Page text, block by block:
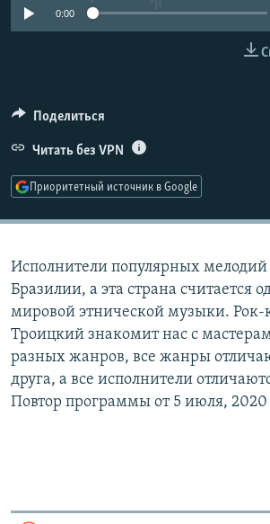
РАСПИСАНИЕ ВЕЩАНИЯ
Все сайты РСЕ/РС
0:00
Поделиться
Читать без VPN
Приоритетный источник в Google
Исполнители популярных мелодий
Бразилии, а эта страна считается
мировой этнической музыки.
Троицкий знакомит нас с
разных жанров, все жанры
друга, а все исполнители
Повтор программы от 5 июля, 2020